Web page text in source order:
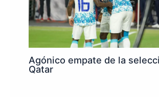
Agónico empate de la
Qatar